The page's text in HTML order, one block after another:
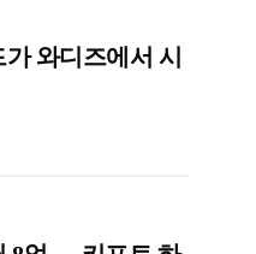
와디즈에서 시